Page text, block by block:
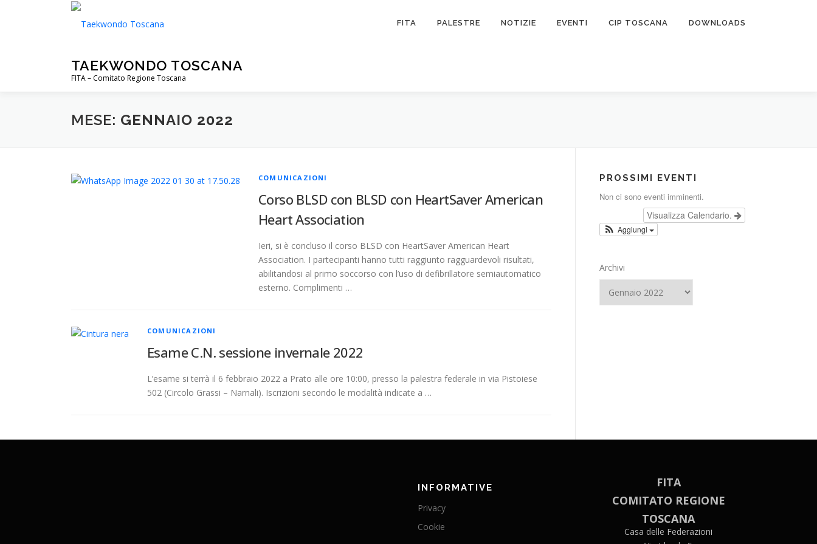
TAEKWONDO TOSCANA
FITA – Comitato Regione Toscana
FITA PALESTRE NOTIZIE EVENTI CIP TOSCANA DOWNLOADS
MESE: GENNAIO 2022
COMUNICAZIONI
Corso BLSD con BLSD con HeartSaver American
Heart Association
Ieri, si è concluso il corso BLSD con HeartSaver American Heart
Association. I partecipanti hanno tutti raggiunto ragguardevoli risultati,
abilitandosi al primo soccorso con l’uso di defibrillatore semiautomatico
esterno. Complimenti …
COMUNICAZIONI
Esame C.N. sessione invernale 2022
L’esame si terrà il 6 febbraio 2022 a Prato alle ore 10:00, presso la palestra federale in via Pistoiese
502 (Circolo Grassi – Narnali). Iscrizioni secondo le modalità indicate a …
PROSSIMI EVENTI
Non ci sono eventi imminenti.
Visualizza Calendario.
Aggiungi
Archivi
INFORMATIVE
Privacy
Cookie
FITA
COMITATO REGIONE
TOSCANA
Casa delle Federazioni